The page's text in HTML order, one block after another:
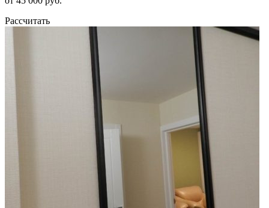
Рассчитать